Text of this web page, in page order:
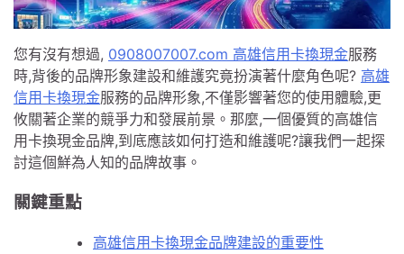
您有沒有想過, 0908007007.com 高雄信用卡換現金服務
時,背後的品牌形象建設和維護究竟扮演著什麼角色呢? 高雄
信用卡換現金服務的品牌形象,不僅影響著您的使用體驗,更
攸關著企業的競爭力和發展前景。那麼,一個優質的高雄信
用卡換現金品牌,到底應該如何打造和維護呢?讓我們一起探
討這個鮮為人知的品牌故事。
關鍵重點
高雄信用卡換現金品牌建設的重要性